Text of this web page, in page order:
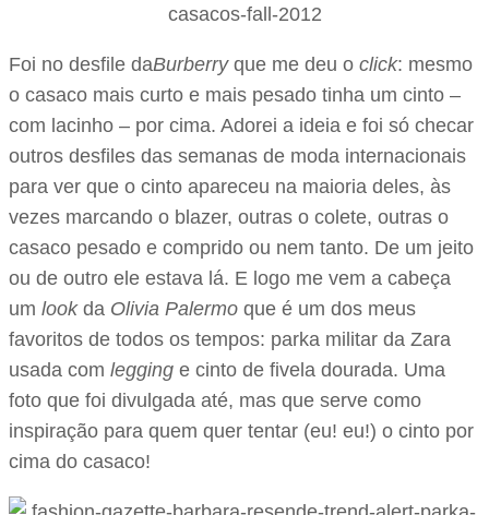
Foi no desfile daBurberry que me deu o click: mesmo
o casaco mais curto e mais pesado tinha um cinto –
com lacinho – por cima. Adorei a ideia e foi só checar
outros desfiles das semanas de moda internacionais
para ver que o cinto apareceu na maioria deles, às
vezes marcando o blazer, outras o colete, outras o
casaco pesado e comprido ou nem tanto. De um jeito
ou de outro ele estava lá. E logo me vem a cabeça
um look da Olivia Palermo que é um dos meus
favoritos de todos os tempos: parka militar da Zara
usada com legging e cinto de fivela dourada. Uma
foto que foi divulgada até, mas que serve como
inspiração para quem quer tentar (eu! eu!) o cinto por
cima do casaco!